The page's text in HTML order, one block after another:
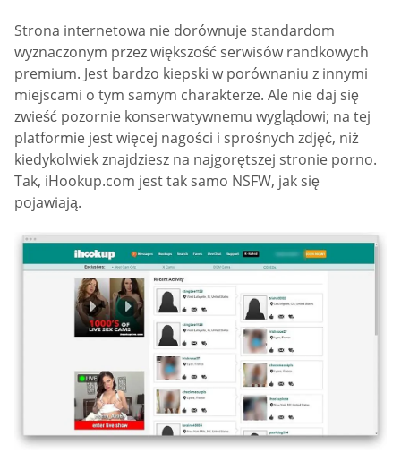
Strona internetowa nie dorównuje standardom
wyznaczonym przez większość serwisów randkowych
premium. Jest bardzo kiepski w porównaniu z innymi
miejscami o tym samym charakterze. Ale nie daj się
zwieść pozornie konserwatywnemu wyglądowi; na tej
platformie jest więcej nagości i sprośnych zdjęć, niż
kiedykolwiek znajdziesz na najgorętszej stronie porno.
Tak, iHookup.com jest tak samo NSFW, jak się
pojawiają.